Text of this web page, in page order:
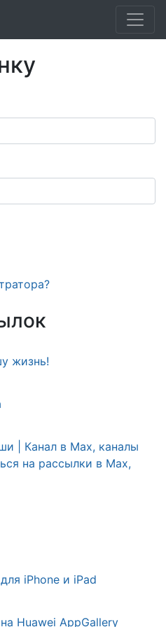
жизнь!
| Канал в Max, каналы
на рассылки в Max,
iPhone и iPad
Huawei AppGallery